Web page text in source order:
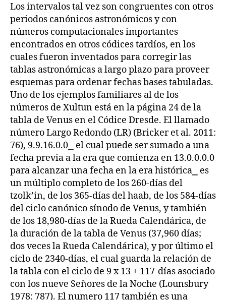
Los intervalos tal vez son congruentes con otros
periodos canónicos astronómicos y con
números computacionales importantes
encontrados en otros códices tardíos, en los
cuales fueron inventados para corregir las
tablas astronómicas a largo plazo para proveer
esquemas para ordenar fechas bases tabuladas.
Uno de los ejemplos familiares al de los
números de Xultun está en la página 24 de la
tabla de Venus en el Códice Dresde. El llamado
número Largo Redondo (LR) (Bricker et al. 2011:
76), 9.9.16.0.0⎯ el cual puede ser sumado a una
fecha previa a la era que comienza en 13.0.0.0.0
para alcanzar una fecha en la era histórica⎯ es
un múltiplo completo de los 260-días del
tzolk’in, de los 365-días del haab, de los 584-días
del ciclo canónico sínodo de Venus, y también
de los 18,980-días de la Rueda Calendárica, de
la duración de la tabla de Venus (37,960 días;
dos veces la Rueda Calendárica), y por último el
ciclo de 2340-días, el cual guarda la relación de
la tabla con el ciclo de 9 x 13 + 117-días asociado
con los nueve Señores de la Noche (Lounsbury
1978: 787). El numero 117 también es una